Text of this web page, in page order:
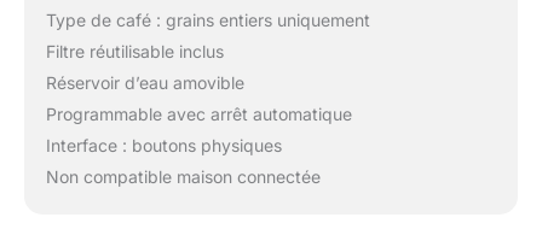
Type de café : grains entiers uniquement
Filtre réutilisable inclus
Réservoir d’eau amovible
Programmable avec arrêt automatique
Interface : boutons physiques
Non compatible maison connectée